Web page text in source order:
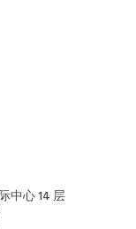
中心 14 层